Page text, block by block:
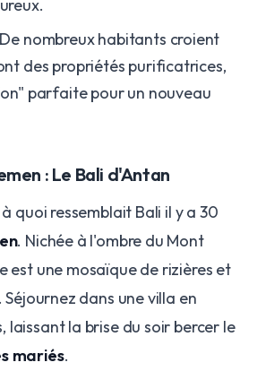
nombreux habitants croient
des propriétés purificatrices,
parfaite pour un nouveau
: Le Bali d'Antan
quoi ressemblait Bali il y a 30
. Nichée à l'ombre du Mont
est une mosaïque de rizières et
dans une villa en
laissant la brise du soir bercer le
mariés.